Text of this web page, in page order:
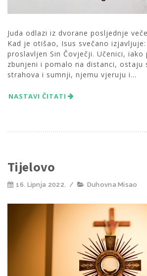
Juda odlazi iz dvorane posljednje
Kad je otišao, Isus svečano izjavljuje:
proslavljen Sin Čovječji. Učenici, iako
zbunjeni i pomalo na distanci, ostaju
strahova i sumnji, njemu vjeruju i...
NASTAVI ČITATI
Tijelovo
16. Lipnja 2022. / Duhovna Misao